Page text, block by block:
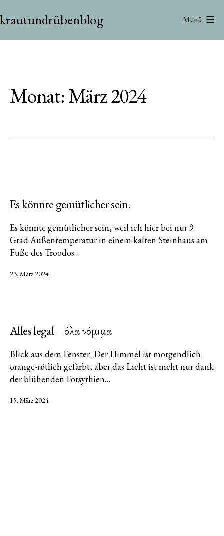
Inhalt
krautundrübenblog Menü
Monat:März 2024
Es könnte gemütlicher sein.
Es könnte gemütlicher sein, weil ich hier bei nur 9
Grad Außentemperatur in einem kalten Steinhaus am
Fuße des Troodos…
Veröffentlicht
23. März 2024
Alles legal – όλα νόμιμα
Blick aus dem Fenster: Der Himmel ist morgendlich
orange-rötlich gefärbt, aber das Licht ist nicht nur dank
der blühenden Forsythien…
Veröffentlicht
15. März 2024